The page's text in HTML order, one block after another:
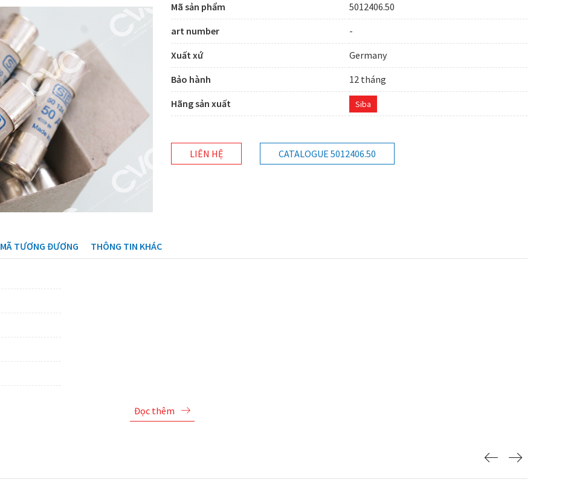
Mã sản phẩm
5012406.50
art number
-
Xuất xứ
Germany
Bảo hành
12 tháng
Hãng sản xuất
Siba
LIÊN HỆ CATALOGUE 5012406.50
MÃ TƯƠNG ĐƯƠNG THÔNG TIN KHÁC
Đọc thêm